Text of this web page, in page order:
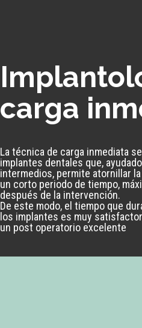
carga
La técnica de carga inmediata
implantes dentales que,
intermedios, permite atornillar
un corto periodo de tiempo,
después de la intervención.
De este modo, el tiempo que
los implantes es muy
un post operatorio excelente